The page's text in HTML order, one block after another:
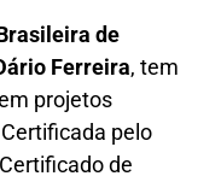
de
Ferreira, tem
projetos
pelo
de